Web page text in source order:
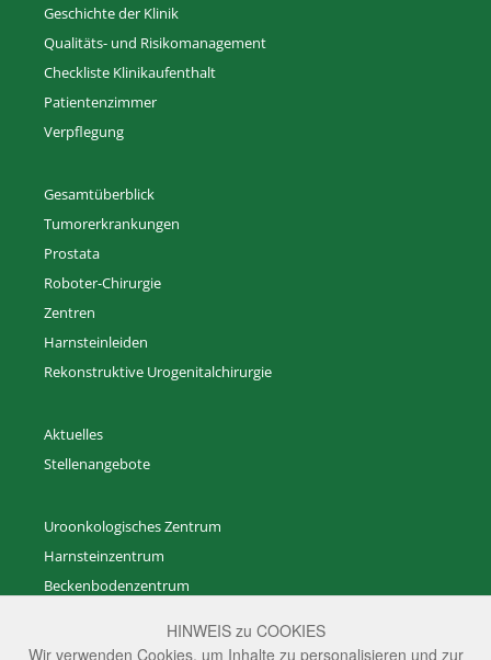
HINWEIS zu COOKIES
Wir verwenden Cookies, um Inhalte zu personalisieren und zur
Geschichte der Klinik
Qualitäts- und Risikomanagement
Checkliste Klinikaufenthalt
Patientenzimmer
Verpflegung
Gesamtüberblick
Tumorerkrankungen
Prostata
Roboter-Chirurgie
Zentren
Harnsteinleiden
Rekonstruktive Urogenitalchirurgie
Aktuelles
Stellenangebote
Uroonkologisches Zentrum
Harnsteinzentrum
Beckenbodenzentrum
Zentrum für gutartige Prostataerkrankungen